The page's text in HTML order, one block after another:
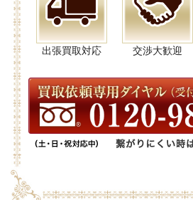
出張買取対応 交渉大歓迎